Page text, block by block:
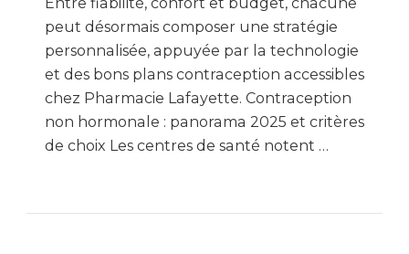
peut désormais composer une stratégie
personnalisée, appuyée par la technologie
et des bons plans contraception accessibles
chez Pharmacie Lafayette. Contraception
non hormonale : panorama 2025 et critères
de choix Les centres de santé notent …